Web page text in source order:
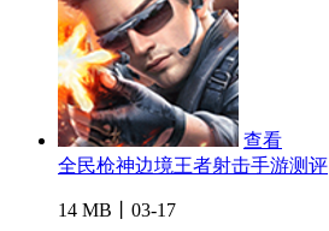
查看
全民枪神边境王者射击手游测评
14 MB丨03-17